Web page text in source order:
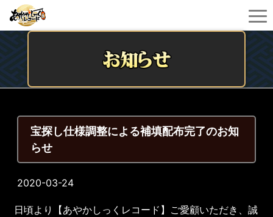
宝探し仕様調整による補填配布完了のお知
らせ
2020-03-24
日頃より【あやかしっくレコード】ご愛顧いただき、誠